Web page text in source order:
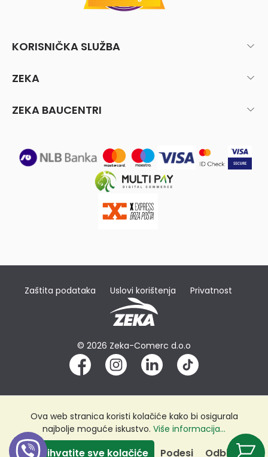
KORISNIČKA SLUŽBA
ZEKA
ZEKA BAUCENTRI
Zaštita podataka Uslovi korištenja Privatnost
© 2026 Zeka-Comerc d.o.o
Ova web stranica koristi kolačiće kako bi osigurala
najbolje moguće iskustvo. Više informacija...
Odbij
Podesi
Prihvatite sve kolačiće